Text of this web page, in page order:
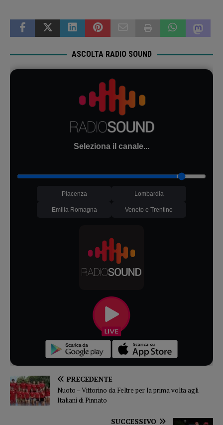
ASCOLTA RADIO SOUND
Seleziona il canale...
Piacenza Lombardia
Emilia Romagna Veneto e Trentino
PRECEDENTE
Nuoto – Vittorino da Feltre per la prima volta agli
Italiani di Pinnato
SUCCESSIVO